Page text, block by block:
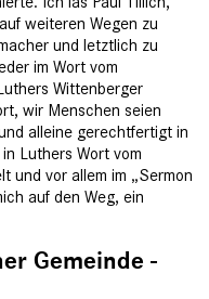
weiteren Wegen zu
und letztlich zu
im Wort vom
Wittenberger
wir Menschen seien
alleine gerechtfertigt in
Luthers Wort vom
und vor allem im „Sermon
auf den Weg, ein
Gemeinde -